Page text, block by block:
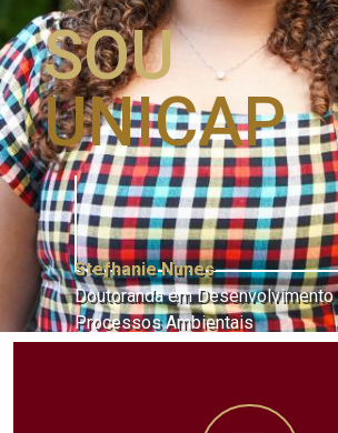
SOU
UNICAP
Stefhanie Nunes
Doutoranda em Desenvolvimento
Processos Ambientais